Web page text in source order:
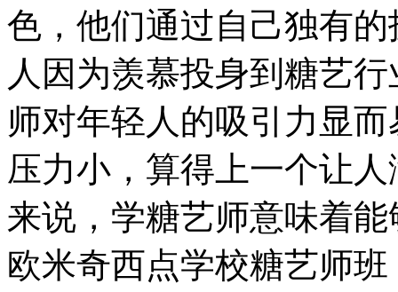
色，他们通过自己独有
人因为羡慕投身到糖艺
师对年轻人的吸引力显
压力小，算得上一个让
来说，学糖艺师意味着
欧米奇西点学校糖艺师